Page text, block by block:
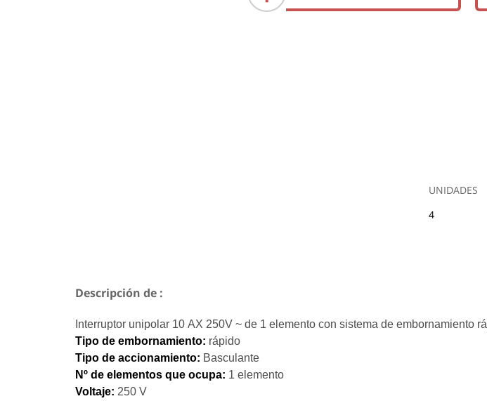
UNIDADES
4
Descripción de :
Interruptor unipolar 10 AX 250V ~ de 1 elemento con sistema de embornamiento
Tipo de embornamiento: rápido
Tipo de accionamiento: Basculante
Nº de elementos que ocupa: 1 elemento
Voltaje: 250 V